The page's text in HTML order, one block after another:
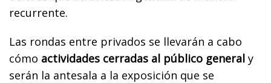
recurrente.
Las rondas entre privados se llevarán a cabo
cómo actividades cerradas al público general y
serán la antesala a la exposición que se